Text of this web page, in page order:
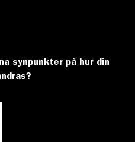
synpunkter på hur din